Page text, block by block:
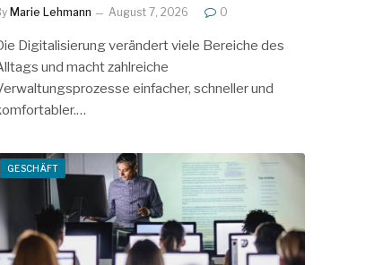
Marie Lehmann August 7, 2026 0
Digitalisierung verändert viele Bereiche des
und macht zahlreiche
einfacher, schneller und
GESCHÄFT